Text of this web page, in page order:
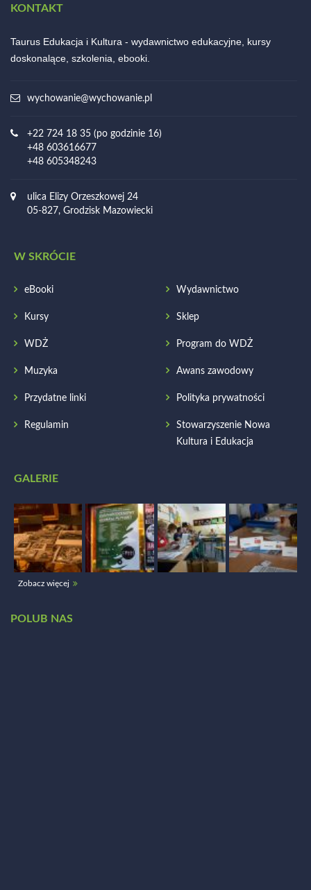
KONTAKT
Taurus Edukacja i Kultura - wydawnictwo edukacyjne, kursy
doskonalące, szkolenia, ebooki.
wychowanie@wychowanie.pl
+22 724 18 35 (po godzinie 16)
+48 603616677
+48 605348243
ulica Elizy Orzeszkowej 24
05-827, Grodzisk Mazowiecki
W SKRÓCIE
eBooki Wydawnictwo
Kursy Sklep
WDŻ Program do WDŻ
Muzyka Awans zawodowy
Przydatne linki Polityka prywatności
Regulamin
Stowarzyszenie Nowa
Kultura i Edukacja
GALERIE
Zobacz więcej
POLUB NAS